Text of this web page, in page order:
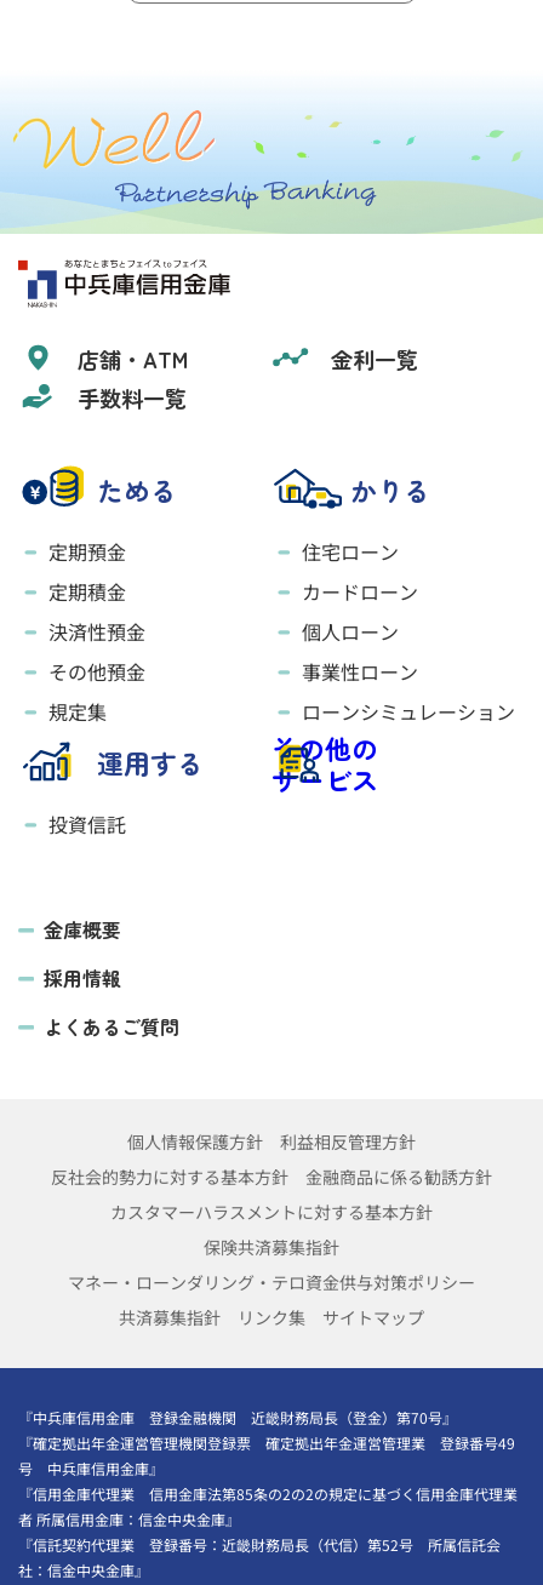
店舗・ATM
金利一覧
手数料一覧
ためる
定期預金
定期積金
決済性預金
その他預金
規定集
かりる
住宅ローン
カードローン
個人ローン
事業性ローン
ローンシミュレーション
運用する
投資信託
その他の
サービス
金庫概要
採用情報
よくあるご質問
個人情報保護方針
利益相反管理方針
反社会的勢力に対する基本方針
金融商品に係る勧誘方針
カスタマーハラスメントに対する基本方針
保険共済募集指針
マネー・ローンダリング・テロ資金供与対策ポリシー
共済募集指針
リンク集 サイトマップ
『中兵庫信用金庫 登録金融機関 近畿財務局長（登金）第70号』
『確定拠出年金運営管理機関登録票 確定拠出年金運営管理業 登録番号49
号 中兵庫信用金庫』
『信用金庫代理業 信用金庫法第85条の2の2の規定に基づく信用金庫代理業
者 所属信用金庫：信金中央金庫』
『信託契約代理業 登録番号：近畿財務局長（代信）第52号 所属信託会
社：信金中央金庫』